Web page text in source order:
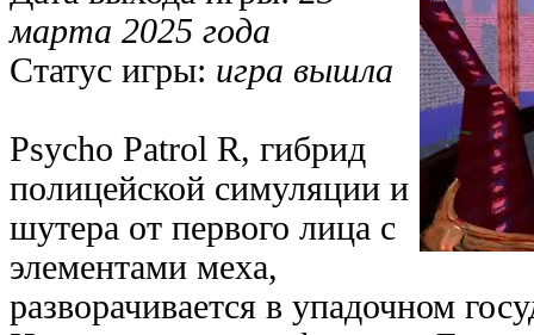
марта 2025 года
Статус игры: игра вышла
Psycho Patrol R, гибрид
полицейской симуляции и
шутера от первого лица с
элементами меха,
разворачивается в упадочном